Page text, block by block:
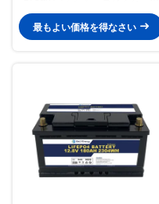
最もよい価格を得なさい